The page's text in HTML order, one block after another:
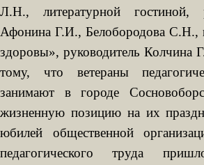
Л.Н., литературной гостиной,
Афонина Г.И., Белобородова С.Н.,
здоровы», руководитель Колчина
тому, что ветераны
занимают в городе
жизненную позицию на их
юбилей общественной
педагогического труда